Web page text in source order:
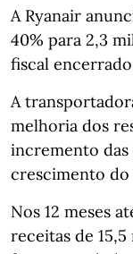
A Ryanair
40% para 2,3
fiscal
A
melhoria dos
incremento
crescimento do
Nos 12 meses
receitas de 15,5